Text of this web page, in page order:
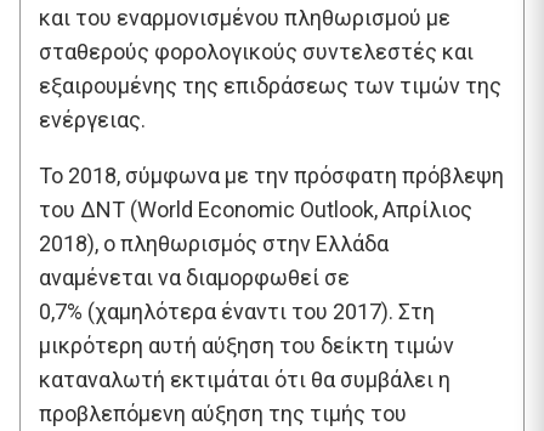
και του εναρμονισμένου πληθωρισμού με
σταθερούς φορολογικούς συντελεστές και
εξαιρουμένης της επιδράσεως των τιμών της
ενέργειας.
Το 2018, σύμφωνα με την πρόσφατη πρόβλεψη
του ΔΝΤ (World Economic Outlook, Απρίλιος
2018), ο πληθωρισμός στην Ελλάδα
αναμένεται να διαμορφωθεί σε
0,7% (χαμηλότερα έναντι του 2017). Στη
μικρότερη αυτή αύξηση του δείκτη τιμών
καταναλωτή εκτιμάται ότι θα συμβάλει η
προβλεπόμενη αύξηση της τιμής του